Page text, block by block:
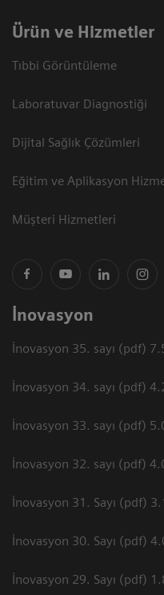
Ürün ve Hizmetler
Tıbbi Görüntüleme
Laboratuvar Diagnostiği
Dijital Sağlık Çözümleri
Eğitim ve Aplikasyon
Müşteri Hizmetleri
İnovasyon
İnovasyon 35. sayı (pdf)
İnovasyon 34. sayı (pdf)
İnovasyon 33. sayı (pdf)
İnovasyon 32. sayı (pdf)
İnovasyon 31. Sayı (pdf)
İnovasyon 30. Sayı (pdf)
İnovasyon 29. Sayı (pdf)